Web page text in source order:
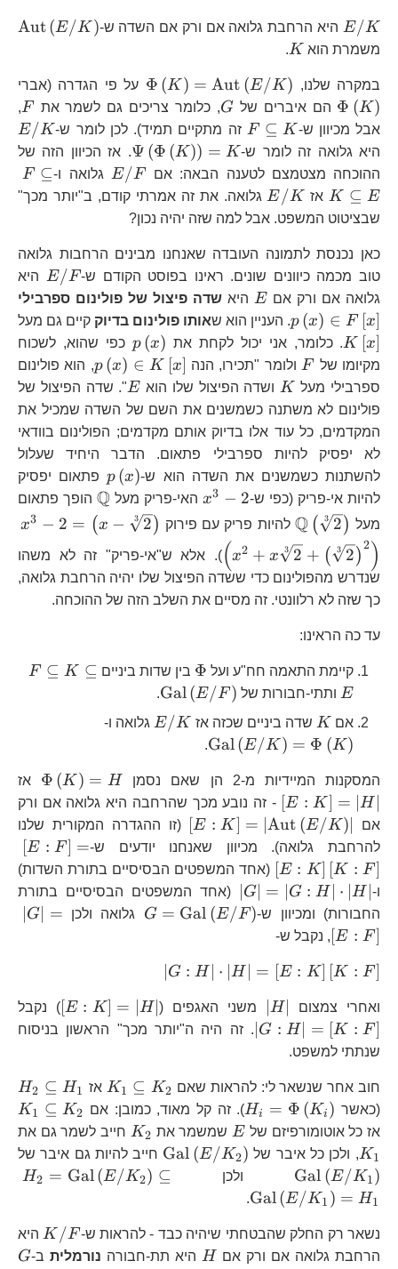
E/K E/K היא הרחבת גלואה אם ורק אם השדה ש- Aut(E/K )
משמרת הוא K
.
במקרה שלנו, Φ (K ) = Aut (E/K) על פי הגדרה (אברי
Φ (K) הם איברים של G G, כלומר צריכים גם לשמר את F
F
,
אבל מכיוון ש-
F\subseteq
K
F ⊆ K זה מתקיים תמיד). לכן לומר ש- E/K
היא גלואה זה לומר ש- Ψ (Φ (K)) = K
. אז הכיוון הזה של
ההוכחה מצטמצם לטענה הבאה: אם
E/F
E/F גלואה ו-
E
F ⊆
K ⊆ E אז E/K E/K
גלואה. את זה אמרתי קודם, ב"יותר מכך"
שבציטוט המשפט. אבל למה שזה יהיה נכון?
כאן נכנסת לתמונה העובדה שאנחנו מבינים הרחבות גלואה
טוב מכמה כיוונים שונים. ראינו בפוסט הקודם ש-
E/F
E/F
היא
גלואה אם ורק אם
E E היאשדה פיצול של פולינום ספרבילי
p (x) ∈ F [x] . העניין הוא שאותו פולינום בדיוק קיים גם מעל
K\left[x\right] K [x] . כלומר, אני יכול לקחת את
p\left(x\right)
p (x)
כפי שהוא, לשכוח
מקיומו של
F F ולומר "תכירו, הנה p (x) ∈ K [x]
, הוא פולינום
ספרבילי מעל
K K ושדה הפיצול שלו הואE
E". שדה הפיצול של
פולינום לא משתנה כשמשנים את השם של השדה שמכיל את
המקדמים, כל עוד אלו בדיוק אותם מקדמים; הפולינום בוודאי
לא יפסיק להיות ספרבילי פתאום. הדבר היחיד שעלול
להשתנות כשמשנים את השדה הוא ש-
p\left(x\right)
p (x)
פתאום יפסיק
להיות אי-פריק (כפי ש-x^{3}-2
x3 − 2 האי-פריק מעל Qהופך פתאום
מעל
\mathbb{Q}\left(\sqrt[3]
{2}\right)
Q ( 3 2) להיות פריק עם פירוק x3 − 2 = (x − 3 2)
(x2 + x 3 2 + ( 3 2)
2)
). אלא ש"אי-פריק" זה לא משהו
שנדרש מהפולינום כדי ששדה הפיצול שלו יהיה הרחבת גלואה,
כך שזה לא רלוונטי. זה מסיים את השלב הזה של ההוכחה.
עד כה הראינו:
קיימת התאמה חח"ע ועל\Phi
Φ בין שדות ביניים F ⊆ K ⊆
E ותתי-חבורות של
\text{Gal}\left(E/
Gal(E/F)
.
אם K שדה ביניים שכזה אז
E/K
E/K גלואה ו-
Gal(E/K ) = Φ (K)
.
המסקנות המיידיות מ-2 הן שאם נסמן Φ (K ) = H אז
[E : K] = ∣H
- זה נובע מכך שהרחבה היא גלואה אם ורק
אם
[E : K] = ∣Aut (E/K)
(זו ההגדרה המקורית שלנו
להרחבת גלואה). מכיוון שאנחנו יודעים ש-
[E : F] =
[E : K] [K : F]
(אחד המשפטים הבסיסיים בתורת השדות)
ו-
G∣ = G : H ⋅ ∣H
(אחד המשפטים הבסיסיים בתורת
החבורות) ומכיוון ש-
G = Gal (E/F) גלואה ולכן G
=
[E : F] , נקבל ש-
G : H ⋅ ∣H = [E : K] [K : F]
ואחרי צמצום \left|H\right| H משני האגפים ( [E : K] = H ∣ ) נקבל
G : H = [K : F]
. זה היה ה"יותר מכך" הראשון בניסוח
שנתתי למשפט.
חוב אחר שנשאר לי: להראות שאם
K_{2}
K1 ⊆ K2 אז H2 ⊆ H1
(כאשר
H_{i}=\Phi\left(K_{i}\right)
Hi = Φ (Ki ) ). זה קל מאוד, כמובן: אם K1 ⊆ K2
אז כל אוטומורפיזם של E E שמשמר את K_{2}
K2 חייב לשמר גם את
K1 , ולכן כל איבר של
\text{Gal}\left(E/
Gal (E/K2) חייב להיות גם איבר של
Gal (E/K1) ולכן H2 = Gal(E/K2) ⊆
Gal(E/K1 ) = H1
.
נשאר רק החלק שהבטחתי שיהיה כבד - להראות ש-
K/F
K /F
היא
הרחבת גלואה אם ורק אם
H
H היא תת-חבורה נורמלית ב-G